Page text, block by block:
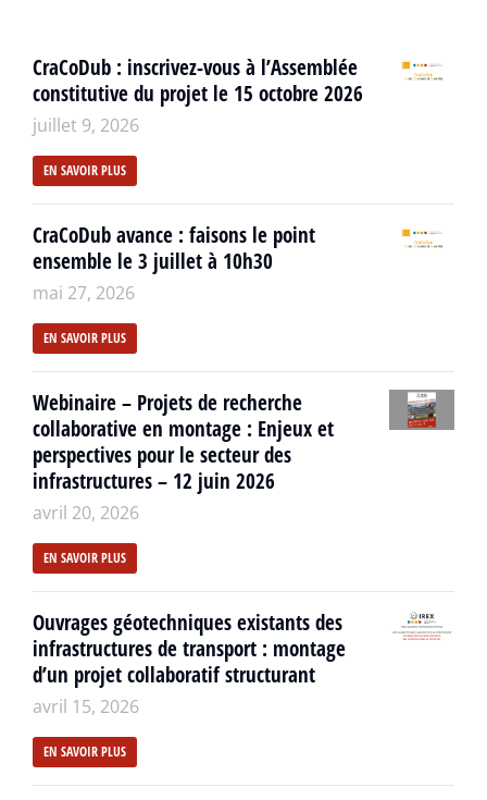
CraCoDub : inscrivez-vous à l’Assemblée
constitutive du projet le 15 octobre 2026
juillet 9, 2026
EN SAVOIR PLUS
CraCoDub avance : faisons le point
ensemble le 3 juillet à 10h30
mai 27, 2026
EN SAVOIR PLUS
Webinaire – Projets de recherche
collaborative en montage : Enjeux et
perspectives pour le secteur des
infrastructures – 12 juin 2026
avril 20, 2026
EN SAVOIR PLUS
Ouvrages géotechniques existants des
infrastructures de transport : montage
d’un projet collaboratif structurant
avril 15, 2026
EN SAVOIR PLUS